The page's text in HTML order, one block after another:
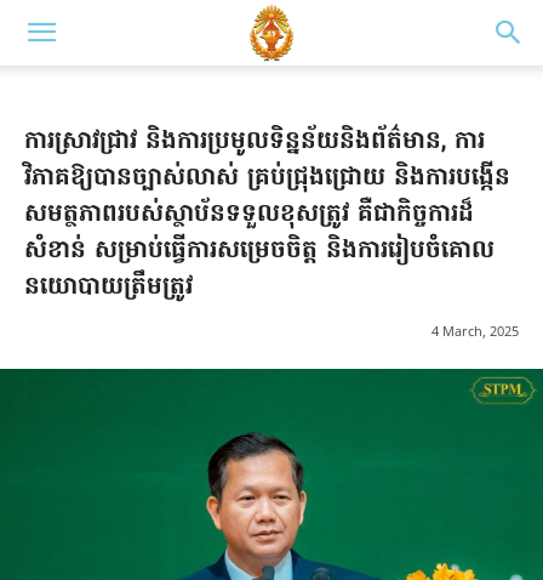
ការស្រាវជ្រាវ និងការប្រមូលទិន្នន័យនិងព័ត៌មាន, ការ
វិភាគឱ្យបានច្បាស់លាស់ គ្រប់ជ្រុងជ្រោយ និងការបង្កើន
សមត្ថភាពរបស់ស្ថាប័នទទួលខុសត្រូវ គឺជាកិច្ចការដ៏
សំខាន់ សម្រាប់ធ្វើការសម្រេចចិត្ត និងការរៀបចំគោល
នយោបាយត្រឹមត្រូវ​
4 March, 2025